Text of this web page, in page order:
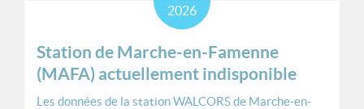
Station de Marche-en-Famenne
(MAFA) actuellement indisponible
2026
Les données de la station WALCORS de Marche-en-